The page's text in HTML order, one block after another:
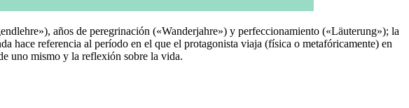
años de peregrinación («Wanderjahre») y perfeccionamiento («Läuterung»); la
hace referencia al período en el que el protagonista viaja (física o metafóricamente) en
uno mismo y la reflexión sobre la vida.